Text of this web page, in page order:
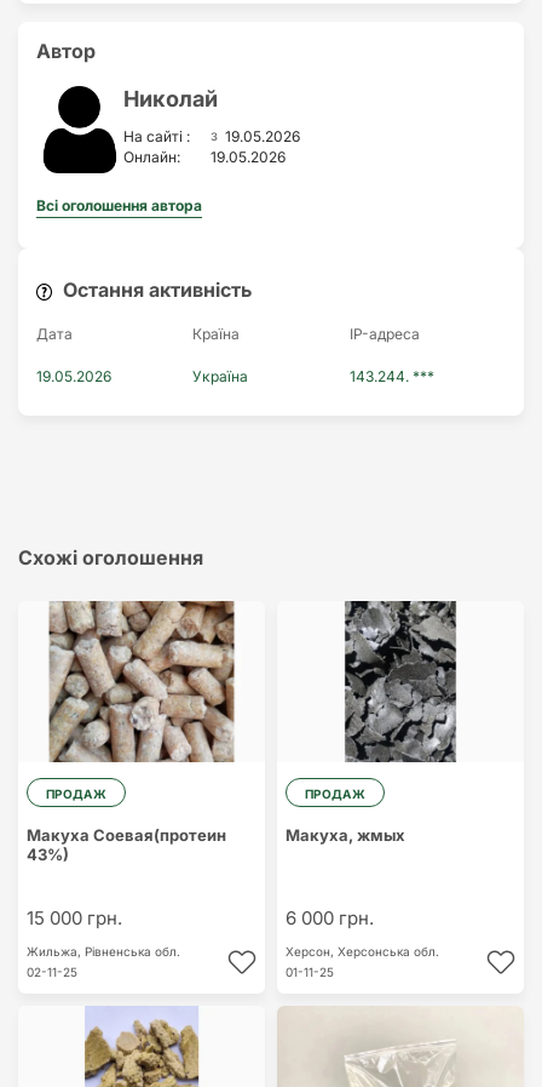
Автор
Николай
На сайті : з 19.05.2026
Онлайн:
19.05.2026
Всі оголошення автора
Остання активність
Дата Країна IP-адреса
19.05.2026 Україна 143.244. ***
Схожі оголошення
ПРОДАЖ
Макуха Соевая(протеин
43%)
15 000 грн.
Жильжа, Рівненська обл.
02-11-25
ПРОДАЖ
Макуха, жмых
6 000 грн.
Херсон, Херсонська обл.
01-11-25